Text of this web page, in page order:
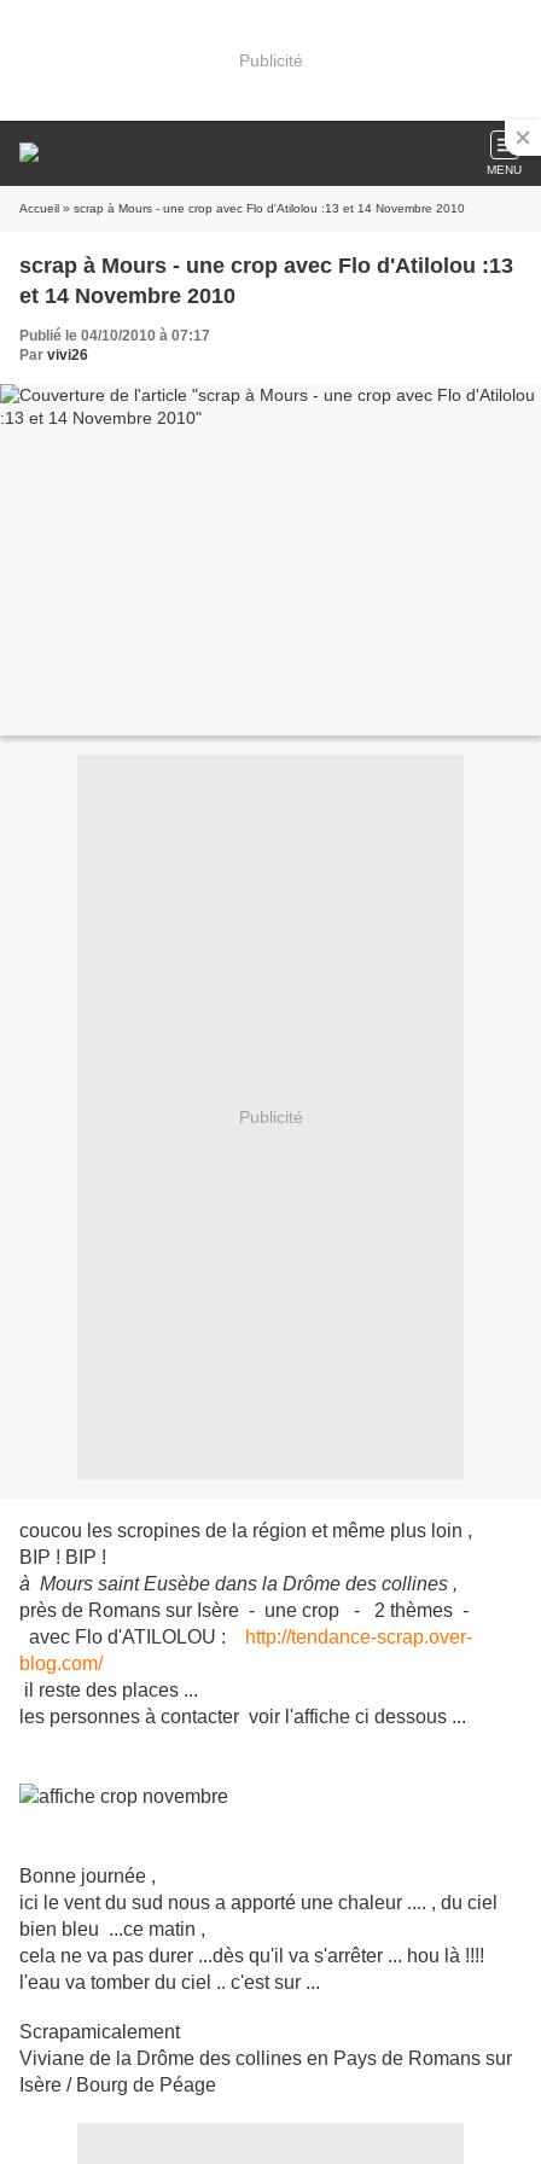
Publicité
MENU
Accueil » scrap à Mours - une crop avec Flo d'Atilolou :13 et 14 Novembre 2010
scrap à Mours - une crop avec Flo d'Atilolou :13
et 14 Novembre 2010
Publié le 04/10/2010 à 07:17
Par vivi26
Publicité
coucou les scropines de la région et même plus loin ,
BIP ! BIP !
à Mours saint Eusèbe dans la Drôme des collines ,
près de Romans sur Isère - une crop - 2 thèmes -
avec Flo d'ATILOLOU :
http://tendance-scrap.over-
blog.com/
il reste des places ...
les personnes à contacter voir l'affiche ci dessous ...
Bonne journée ,
ici le vent du sud nous a apporté une chaleur .... , du ciel
bien bleu ...ce matin ,
cela ne va pas durer ...dès qu'il va s'arrêter ... hou là !!!!
l'eau va tomber du ciel .. c'est sur ...
Scrapamicalement
Viviane de la Drôme des collines en Pays de Romans sur
Isère / Bourg de Péage